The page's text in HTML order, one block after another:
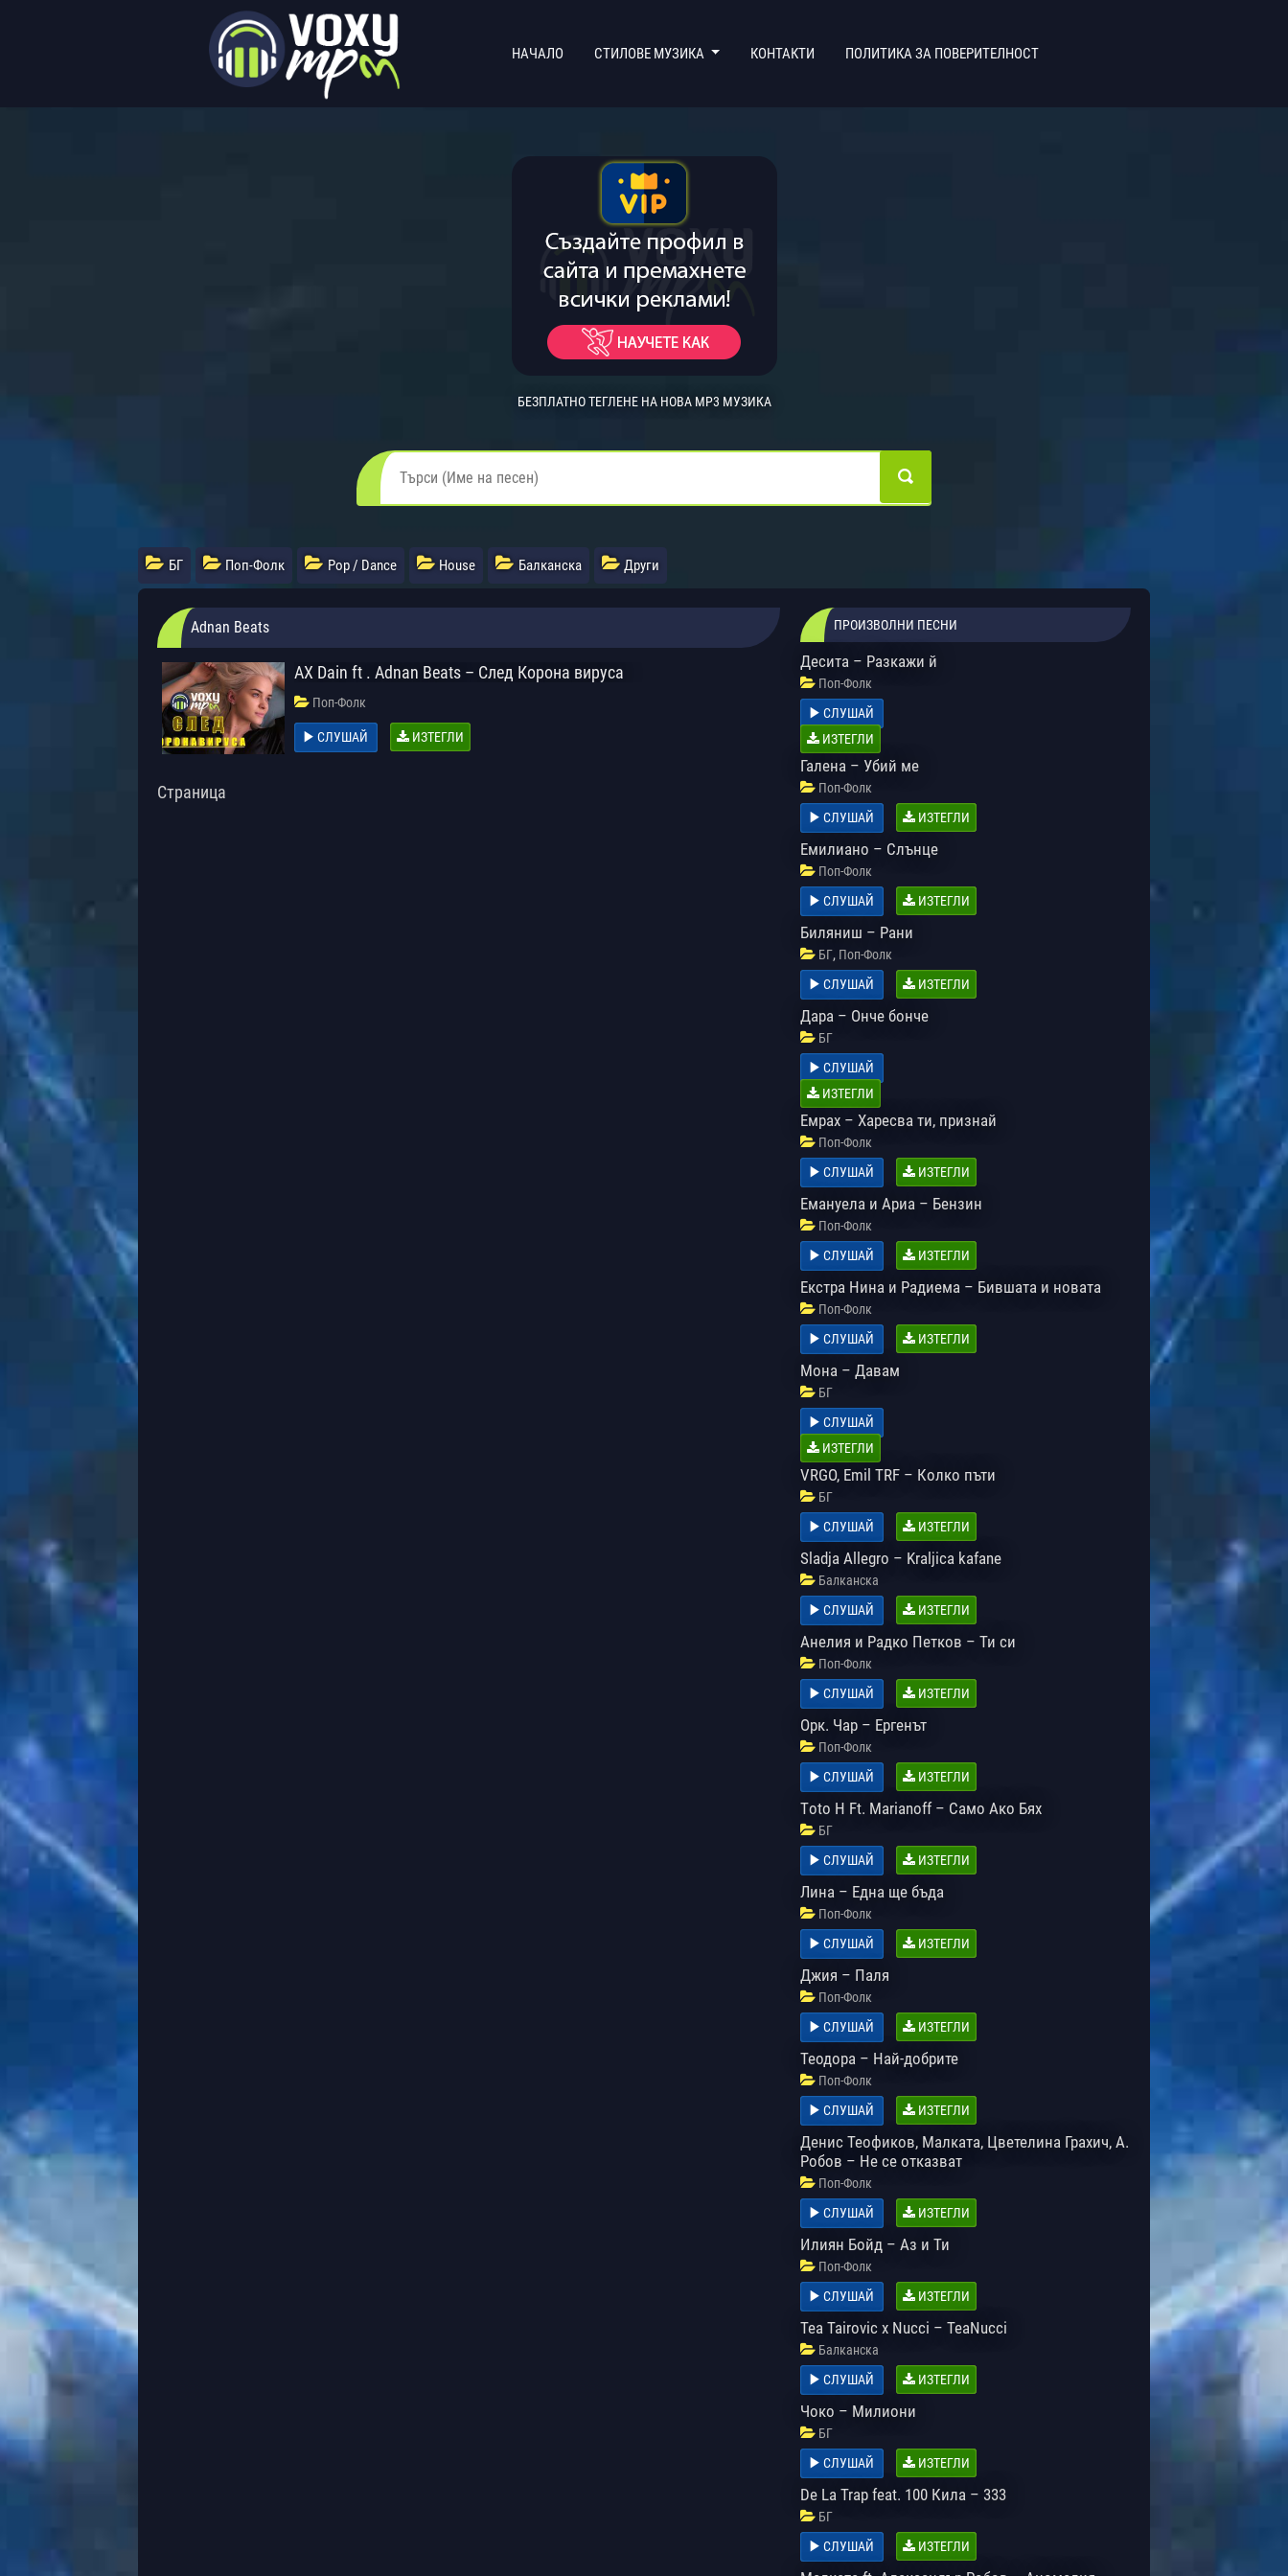
НАЧАЛО (CURRENT)
СТИЛОВЕ МУЗИКА КОНТАКТИ ПОЛИТИКА ЗА ПОВЕРИТЕЛНОСТ
БЕЗПЛАТНО ТЕГЛЕНЕ НА НОВА MP3 МУЗИКА
БГ Поп-Фолк Pop / Dance House Балканска Други
Adnаn Beats
AX Dain ft . Adnаn Beats – След Корона вируса
Поп-Фолк
СЛУШАЙ ИЗТЕГЛИ
Страница
ПРОИЗВОЛНИ ПЕСНИ
Десита – Разкажи й
Поп-Фолк
СЛУШАЙ
ИЗТЕГЛИ
Галена – Убий ме
Поп-Фолк
СЛУШАЙ
ИЗТЕГЛИ
Емилиано – Слънце
Поп-Фолк
СЛУШАЙ
ИЗТЕГЛИ
Биляниш – Рани
БГ, Поп-Фолк
СЛУШАЙ
ИЗТЕГЛИ
Дара – Онче бонче
БГ
СЛУШАЙ
ИЗТЕГЛИ
Емрах – Харесва ти, признай
Поп-Фолк
СЛУШАЙ
ИЗТЕГЛИ
Емануела и Ариа – Бензин
Поп-Фолк
СЛУШАЙ
ИЗТЕГЛИ
Екстра Нина и Радиема – Бившата и новата
Поп-Фолк
СЛУШАЙ
ИЗТЕГЛИ
Мона – Давам
БГ
СЛУШАЙ
ИЗТЕГЛИ
VRGO, Emil TRF – Колко пъти
БГ
СЛУШАЙ
ИЗТЕГЛИ
Sladja Allegro – Kraljica kafane
Балканска
СЛУШАЙ
ИЗТЕГЛИ
Анелия и Радко Петков – Ти си
Поп-Фолк
СЛУШАЙ
ИЗТЕГЛИ
Орк. Чар – Ергенът
Поп-Фолк
СЛУШАЙ
ИЗТЕГЛИ
Тoto H Ft. Marianoff – Само Ако Бях
БГ
СЛУШАЙ
ИЗТЕГЛИ
Лина – Една ще бъда
Поп-Фолк
СЛУШАЙ
ИЗТЕГЛИ
Джия – Паля
Поп-Фолк
СЛУШАЙ
ИЗТЕГЛИ
Теодора – Най-добрите
Поп-Фолк
СЛУШАЙ
ИЗТЕГЛИ
Денис Теофиков, Малката, Цветелина Грахич, А.
Робов – Не се отказват
Поп-Фолк
СЛУШАЙ
ИЗТЕГЛИ
Илиян Бойд – Аз и Ти
Поп-Фолк
СЛУШАЙ
ИЗТЕГЛИ
Tea Tairovic x Nucci – TeaNucci
Балканска
СЛУШАЙ
ИЗТЕГЛИ
Чоко – Милиони
БГ
СЛУШАЙ
ИЗТЕГЛИ
De La Trap feat. 100 Кила – 333
БГ
СЛУШАЙ
ИЗТЕГЛИ